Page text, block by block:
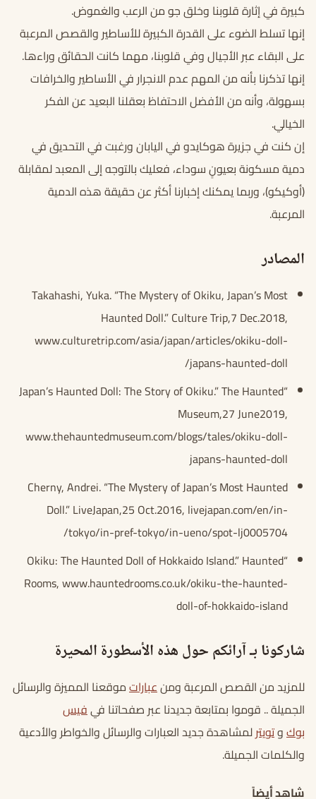
كبيرة في إثارة قلوبنا وخلق جو من الرعب والغموض.
إنها تسلط الضوء على القدرة الكبيرة للأساطير والقصص المرعبة
على البقاء عبر الأجيال وفي قلوبنا، مهما كانت الحقائق وراءها.
إنها تذكرنا بأنه من المهم عدم الانجرار في الأساطير والخرافات
بسهولة، وأنه من الأفضل الاحتفاظ بعقلنا البعيد عن الفكر
الخيالي.
إن كنت في جزيرة هوكايدو في اليابان ورغبت في التحديق في
دمية مسكونة بعيونٍ سوداء، فعليك بالتوجه إلى المعبد لمقابلة
(أوكيكو)، وربما يمكنك إخبارنا أكثر عن حقيقة هذه الدمية
المرعبة.
المصادر
Takahashi, Yuka. “The Mystery of Okiku, Japan’s Most
Haunted Doll.” Culture Trip,7 Dec.2018,
www.culturetrip.com/asia/japan/articles/okiku-doll-
japans-haunted-doll/
“Japan’s Haunted Doll: The Story of Okiku.” The Haunted
Museum,27 June2019,
www.thehauntedmuseum.com/blogs/tales/okiku-doll-
japans-haunted-doll
Cherny, Andrei. “The Mystery of Japan’s Most Haunted
Doll.” LiveJapan,25 Oct.2016, livejapan.com/en/in-
tokyo/in-pref-tokyo/in-ueno/spot-lj0005704/
“Okiku: The Haunted Doll of Hokkaido Island.” Haunted
Rooms, www.hauntedrooms.co.uk/okiku-the-haunted-
doll-of-hokkaido-island
شاركونا بـ آرائكم حول هذه الأسطورة المحيرة
للمزيد من القصص المرعبة ومنعباراتموقعنا المميزة والرسائل
الجميلة .. قوموا بمتابعة جديدنا عبر صفحاتنا فيفيس
بوكوتويترلمشاهدة جديد العبارات والرسائل والخواطر والأدعية
والكلمات الجميلة.
شاهد أيضاً